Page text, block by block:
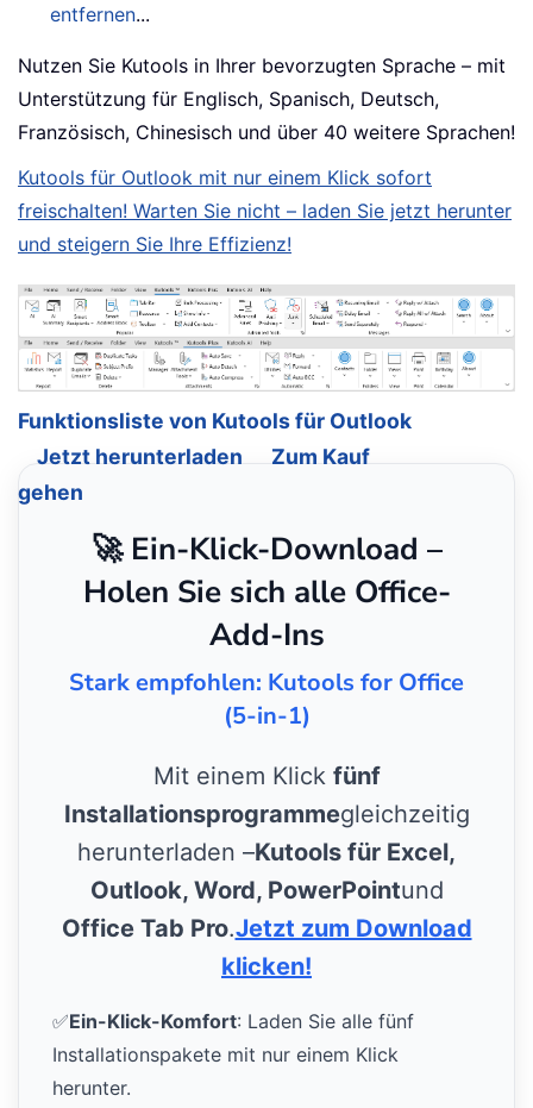
entfernen...
Nutzen Sie Kutools in Ihrer bevorzugten Sprache – mit
Unterstützung für Englisch, Spanisch, Deutsch,
Französisch, Chinesisch und über 40 weitere Sprachen!
Kutools für Outlook mit nur einem Klick sofort
freischalten! Warten Sie nicht – laden Sie jetzt herunter
und steigern Sie Ihre Effizienz!
Funktionsliste von Kutools für Outlook
Jetzt herunterladen
Zum Kauf
gehen
🚀 Ein-Klick-Download –
Holen Sie sich alle Office-
Add-Ins
Stark empfohlen: Kutools for Office
(5-in-1)
Mit einem Klick fünf
Installationsprogrammegleichzeitig
herunterladen –Kutools für Excel,
Outlook, Word, PowerPointund
Office Tab Pro.Jetzt zum Download
klicken!
✅Ein-Klick-Komfort: Laden Sie alle fünf
Installationspakete mit nur einem Klick
herunter.